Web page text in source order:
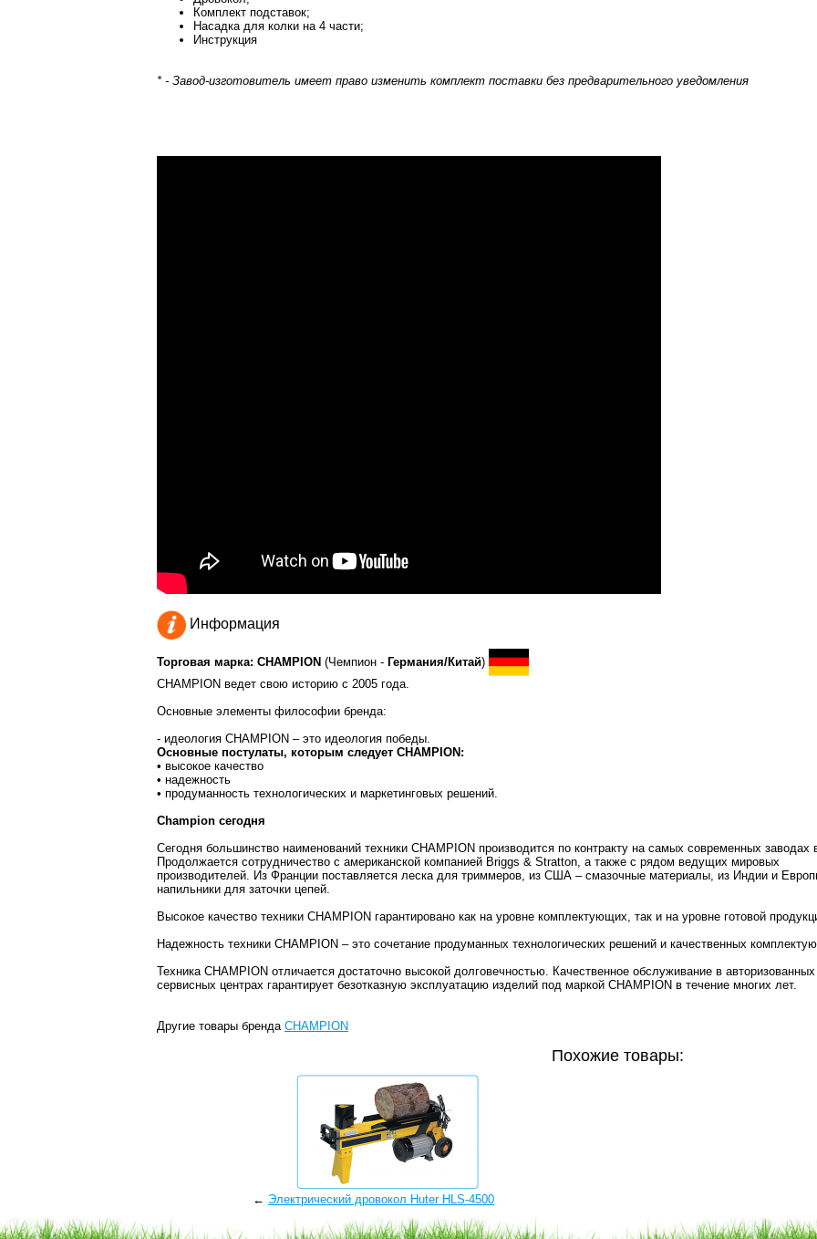
Комплект подставок;
Насадка для колки на 4 части;
Инструкция
* - Завод-изготовитель имеет право изменить комплект поставки без предварительного уведомления
Информация
Торговая марка: CHAMPION (Чемпион - Германия/Китай)
CHAMPION ведет свою историю с 2005 года.
Основные элементы философии бренда:
- идеология CHAMPION – это идеология победы.
Основные постулаты, которым следует CHAMPION:
• высокое качество
• надежность
• продуманность технологических и маркетинговых решений.
Champion сегодня
Сегодня большинство наименований техники CHAMPION производится по контракту на самых современных заводах
Продолжается сотрудничество с американской компанией Briggs & Stratton, а также с рядом ведущих мировых
производителей. Из Франции поставляется леска для триммеров, из США – смазочные материалы, из Индии и
напильники для заточки цепей.
Высокое качество техники CHAMPION гарантировано как на уровне комплектующих, так и на уровне готовой
Надежность техники CHAMPION – это сочетание продуманных технологических решений и качественных
Техника CHAMPION отличается достаточно высокой долговечностью. Качественное обслуживание в авторизованных
сервисных центрах гарантирует безотказную эксплуатацию изделий под маркой CHAMPION в течение многих лет.
Другие товары бренда CHAMPION
Похожие товары:
← Электрический дровокол Huter HLS-4500